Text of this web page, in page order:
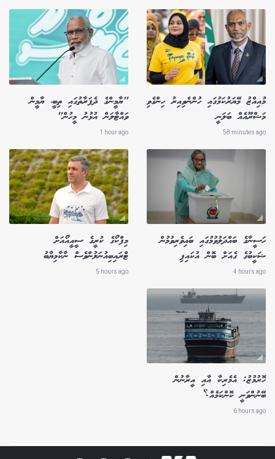
މުއިއްޒު މޭޔަރުކަމުގައި ހުންނެވިއިރު ހިންގެވި
މަޝްރޫއެއް ބަލަނީ
58 minutes ago
"ޔާމީންގެ ދެފަރާތުގައި ތިބީ، ޔާމީން
ވައްޓާލަން އުޅުނު މީހުން"
1 hour ago
ހަސީނާގެ ބައްދަލުވުމުގައި ބައިވެރިވުމުން
ޝަކީބުގެ ގެއަށް ބޮން އުކައިފި
4 hours ago
މިފްކޯގެ ކުރީގެ ސީއީއޯއަށް
ޓްރައިބިއުނަލުންވެސް ނާކާމިޔާބު
5 hours ago
ހޮރުމުޒު: އެމެރިކާ އާއި އީރާނުން
ބޭނުންވަނީ ކޮންކަމެއް؟
6 hours ago